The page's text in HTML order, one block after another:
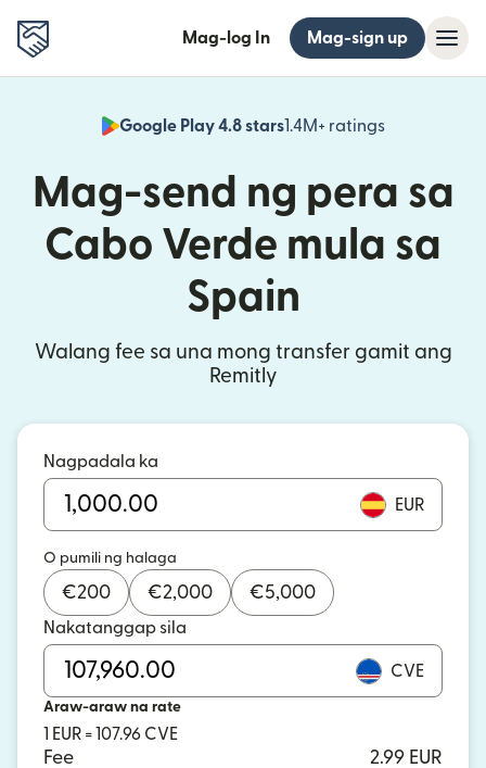
Mag-log In Mag-sign up
Google Play 4.8 stars1.4M+ ratings
(bubukas
Mag-send ng pera sa
Cabo Verde mula sa
Spain
Walang fee sa una mong transfer gamit ang
Remitly
Nagpadala ka
EUR
O pumili ng halaga
€200 €2,000 €5,000
Nakatanggap sila
CVE
Araw-araw na rate
1 EUR = 107.96 CVE
Fee
2.99 EUR